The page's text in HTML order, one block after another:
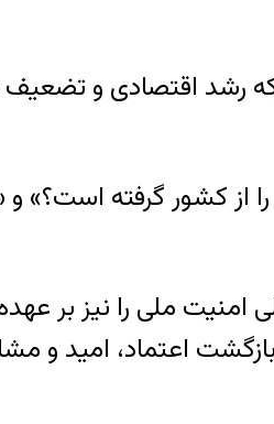
رشد اقتصادی و تضعیف
کشور گرفته است؟» و
ملی را نیز بر
بازگشت اعتماد، امید و